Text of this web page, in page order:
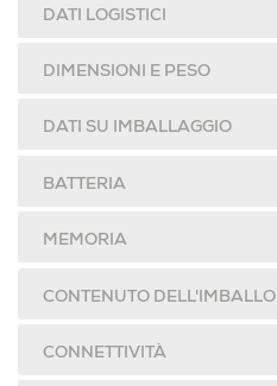
DATI LOGISTICI
DIMENSIONI E PESO
DATI SU IMBALLAGGIO
BATTERIA
MEMORIA
CONTENUTO DELL'IMBALLO
CONNETTIVITÀ